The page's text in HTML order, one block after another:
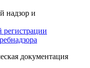
надзор и
регистрации
документация